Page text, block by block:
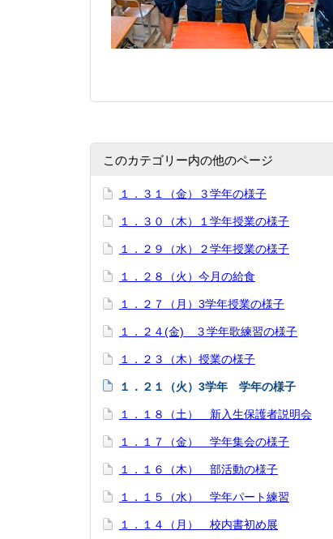
このカテゴリー内の他のページ
１．３１（金）３学年の様子
１．３０（木）１学年授業の様子
１．２９（水）２学年授業の様子
１．２８（火）今月の給食
１．２７（月）3学年授業の様子
１．２４(金) ３学年歌練習の様子
１．２３（木）授業の様子
１．２１（火）3学年 学年の様子
１．１８（土） 新入生保護者説明会
１．１７（金） 学年集会の様子
１．１６（木） 部活動の様子
１．１５（水） 学年パート練習
１．１４（月） 校内書初め展